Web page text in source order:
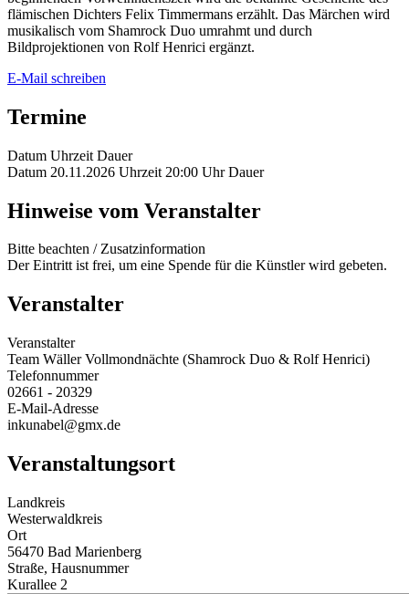
flämischen Dichters Felix Timmermans erzählt. Das Märchen wird
musikalisch vom Shamrock Duo umrahmt und durch
Bildprojektionen von Rolf Henrici ergänzt.
E-Mail schreiben
Termine
Datum Uhrzeit Dauer
Datum 20.11.2026 Uhrzeit 20:00 Uhr Dauer
Hinweise vom Veranstalter
Bitte beachten / Zusatzinformation
Der Eintritt ist frei, um eine Spende für die Künstler wird gebeten.
Veranstalter
Veranstalter
Team Wäller Vollmondnächte (Shamrock Duo & Rolf Henrici)
Telefonnummer
02661 - 20329
E-Mail-Adresse
inkunabel@gmx.de
Veranstaltungsort
Landkreis
Westerwaldkreis
Ort
56470 Bad Marienberg
Straße, Hausnummer
Kurallee 2